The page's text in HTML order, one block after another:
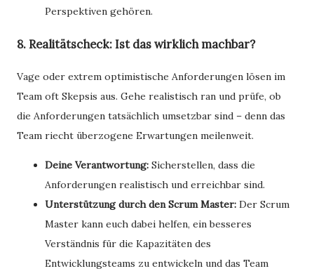
Perspektiven gehören.
8. Realitätscheck: Ist das wirklich machbar?
Vage oder extrem optimistische Anforderungen lösen im
Team oft Skepsis aus. Gehe realistisch ran und prüfe, ob
die Anforderungen tatsächlich umsetzbar sind – denn das
Team riecht überzogene Erwartungen meilenweit.
Deine Verantwortung: Sicherstellen, dass die
Anforderungen realistisch und erreichbar sind.
Unterstützung durch den Scrum Master: Der Scrum
Master kann euch dabei helfen, ein besseres
Verständnis für die Kapazitäten des
Entwicklungsteams zu entwickeln und das Team